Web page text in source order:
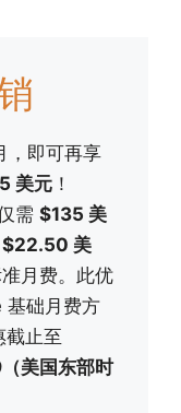
，即可再享
美元 ！
需 $135 美
$22.50 美
月费。此优
基础月费方
止至
美国东部时